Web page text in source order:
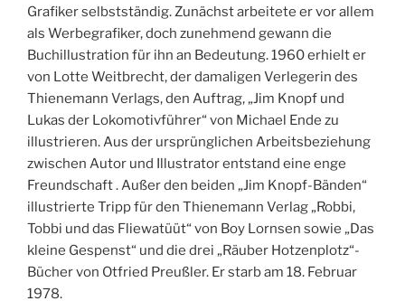
Grafiker selbstständig. Zunächst arbeitete er vor allem
als Werbegrafiker, doch zunehmend gewann die
Buchillustration für ihn an Bedeutung. 1960 erhielt er
von Lotte Weitbrecht, der damaligen Verlegerin des
Thienemann Verlags, den Auftrag, „Jim Knopf und
Lukas der Lokomotivführer“ von Michael Ende zu
illustrieren. Aus der ursprünglichen Arbeitsbeziehung
zwischen Autor und Illustrator entstand eine enge
Freundschaft . Außer den beiden „Jim Knopf-Bänden“
illustrierte Tripp für den Thienemann Verlag „Robbi,
Tobbi und das Fliewatüüt“ von Boy Lornsen sowie „Das
kleine Gespenst“ und die drei „Räuber Hotzenplotz“-
Bücher von Otfried Preußler. Er starb am 18. Februar
1978.